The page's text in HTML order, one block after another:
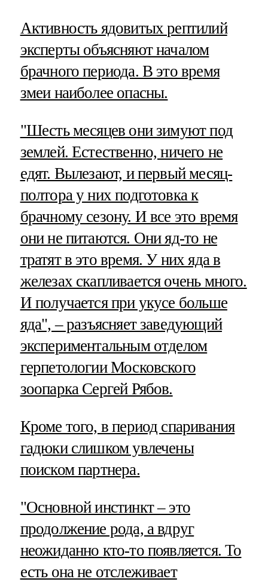
Активность ядовитых рептилий
эксперты объясняют началом
брачного периода. В это время
змеи наиболее опасны.
"Шесть месяцев они зимуют под
землей. Естественно, ничего не
едят. Вылезают, и первый месяц-
полтора у них подготовка к
брачному сезону. И все это время
они не питаются. Они яд-то не
тратят в это время. У них яда в
железах скапливается очень много.
И получается при укусе больше
яда", – разъясняет заведующий
экспериментальным отделом
герпетологии Московского
зоопарка Сергей Рябов.
Кроме того, в период спаривания
гадюки слишком увлечены
поиском партнера.
"Основной инстинкт – это
продолжение рода, а вдруг
неожиданно кто-то появляется. То
есть она не отслеживает